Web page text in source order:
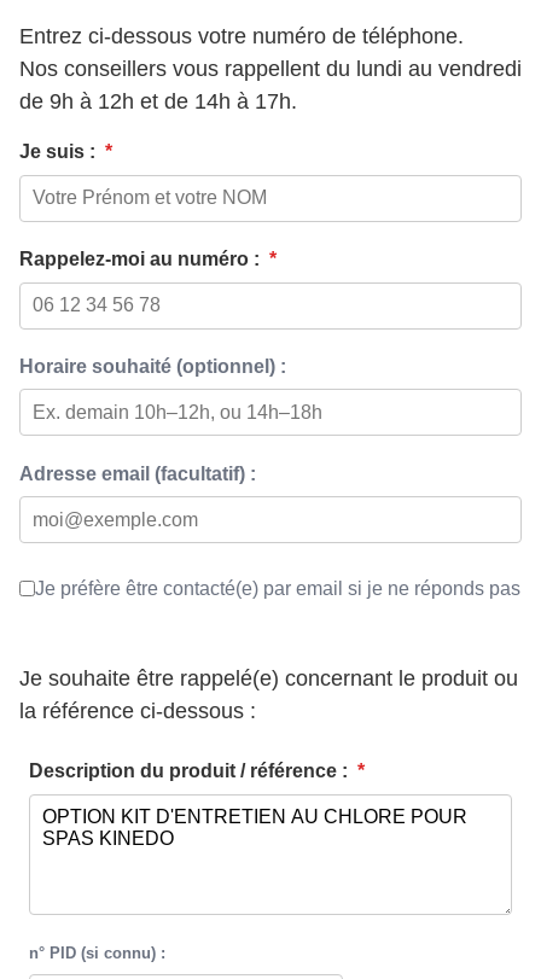
Entrez ci-dessous votre numéro de téléphone.
Nos conseillers vous rappellent du lundi au vendredi
de 9h à 12h et de 14h à 17h.
Je suis : *
Rappelez-moi au numéro : *
Horaire souhaité (optionnel) :
Adresse email (facultatif) :
Je préfère être contacté(e) par email si je ne réponds pas
Je souhaite être rappelé(e) concernant le produit ou
la référence ci-dessous :
Description du produit / référence : *
n° PID (si connu) :